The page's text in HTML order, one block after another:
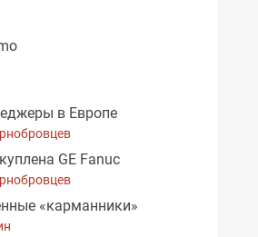
в Европе
GE Fanuc
«карманники»